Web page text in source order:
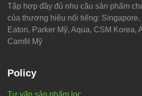
Tập hợp đầy đủ nhu cầu sản phẩm
của thương hiệu nổi tiếng: Singapore,
Eaton, Parker Mỹ, Aqua, CSM Korea,
Camfil Mỹ
Policy